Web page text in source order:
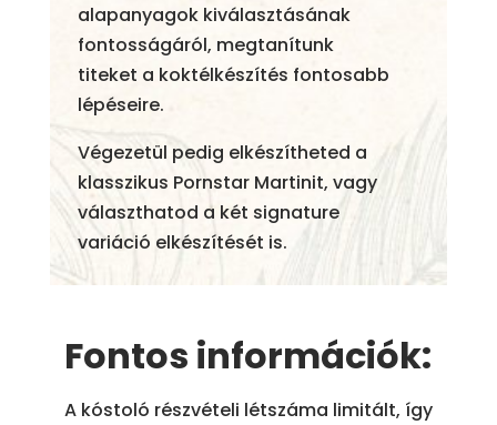
alapanyagok kiválasztásának
fontosságáról, megtanítunk
titeket a koktélkészítés fontosabb
lépéseire.
Végezetül pedig elkészítheted a
klasszikus Pornstar Martinit, vagy
választhatod a két signature
variáció elkészítését is.
Fontos információk:
A kóstoló részvételi létszáma limitált, így